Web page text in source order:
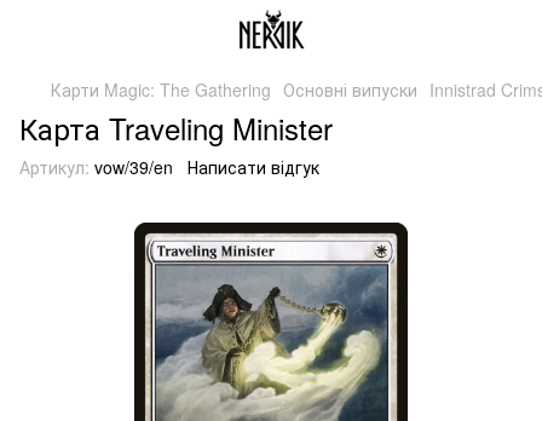
Карти Magic: The Gathering Основні випуски Innistrad
Карта Traveling Minister
Артикул: vow/39/en Написати відгук